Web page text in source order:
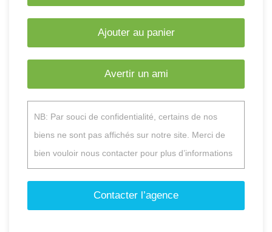
Ajouter au panier
Avertir un ami
NB: Par souci de confidentialité, certains de nos
biens ne sont pas affichés sur notre site. Merci de
bien vouloir nous contacter pour plus d’informations
Contacter l’agence